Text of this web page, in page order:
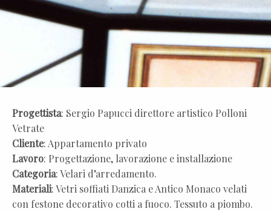
Progettista: Sergio Papucci direttore artistico Polloni
Vetrate
Cliente: Appartamento privato
Lavoro: Progettazione, lavorazione e installazione
Categoria: Velari d’arredamento.
Materiali: Vetri soffiati Danzica e Antico Monaco velati
con festone decorativo cotti a fuoco. Tessuto a piombo.